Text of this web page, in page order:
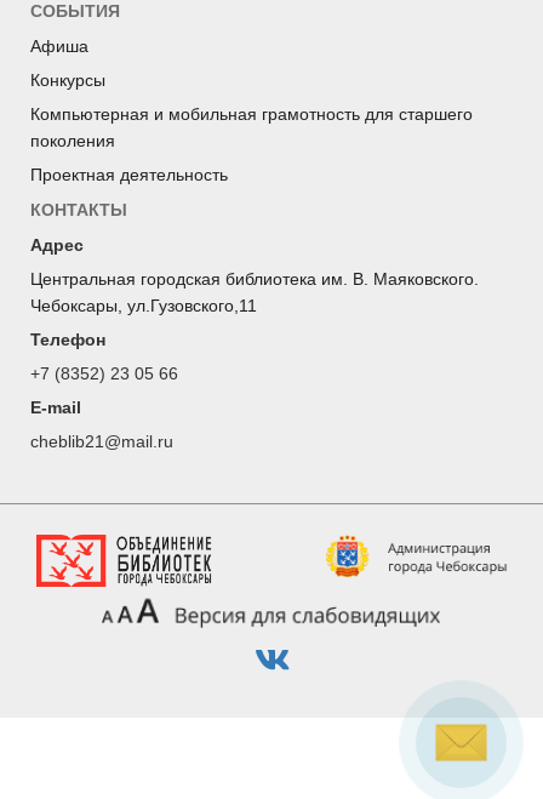
СОБЫТИЯ
Афиша
Конкурсы
Компьютерная и мобильная грамотность для старшего
поколения
Проектная деятельность
КОНТАКТЫ
Адрес
Центральная городская библиотека им. В. Маяковского.
Чебоксары, ул.Гузовского,11
Телефон
+7 (8352) 23 05 66
E-mail
cheblib21@mail.ru